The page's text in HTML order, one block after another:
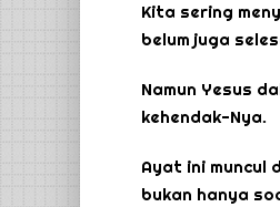
Kita sering
belum juga
Namun Yesus
kehendak-Nya.
Ayat ini muncul
bukan hanya